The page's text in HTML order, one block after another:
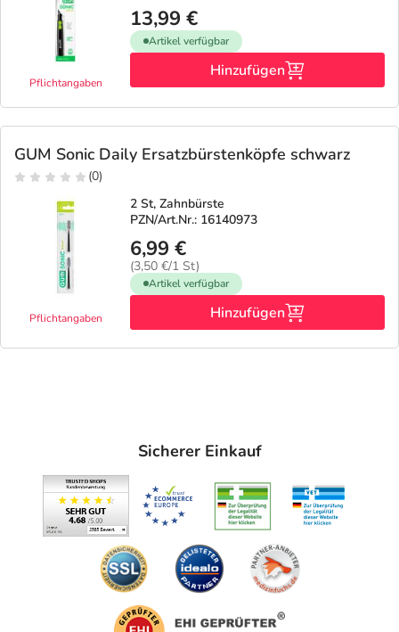
Pflichtangaben
13,99 €
Artikel verfügbar
Hinzufügen
GUM Sonic Daily Ersatzbürstenköpfe schwarz
(0)
Pflichtangaben
2 St, Zahnbürste
PZN/Art.Nr.: 16140973
6,99 €
(3,50 €/1 St)
Artikel verfügbar
Hinzufügen
Sicherer Einkauf